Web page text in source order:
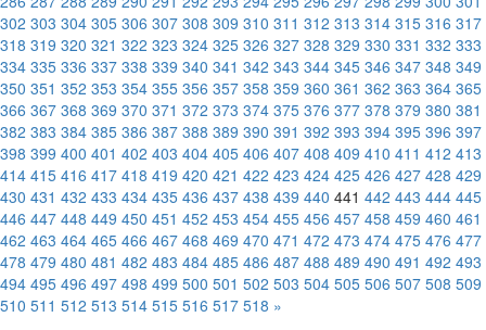
302 303 304 305 306 307 308 309 310 311 312 313 314 315 316 317
318 319 320 321 322 323 324 325 326 327 328 329 330 331 332 333
334 335 336 337 338 339 340 341 342 343 344 345 346 347 348 349
350 351 352 353 354 355 356 357 358 359 360 361 362 363 364 365
366 367 368 369 370 371 372 373 374 375 376 377 378 379 380 381
382 383 384 385 386 387 388 389 390 391 392 393 394 395 396 397
398 399 400 401 402 403 404 405 406 407 408 409 410 411 412 413
414 415 416 417 418 419 420 421 422 423 424 425 426 427 428 429
430 431 432 433 434 435 436 437 438 439 440 441 442 443 444 445
446 447 448 449 450 451 452 453 454 455 456 457 458 459 460 461
462 463 464 465 466 467 468 469 470 471 472 473 474 475 476 477
478 479 480 481 482 483 484 485 486 487 488 489 490 491 492 493
494 495 496 497 498 499 500 501 502 503 504 505 506 507 508 509
510 511 512 513 514 515 516 517 518 »